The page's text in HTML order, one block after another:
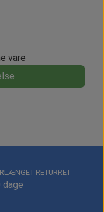
vare
RETURRET
dage